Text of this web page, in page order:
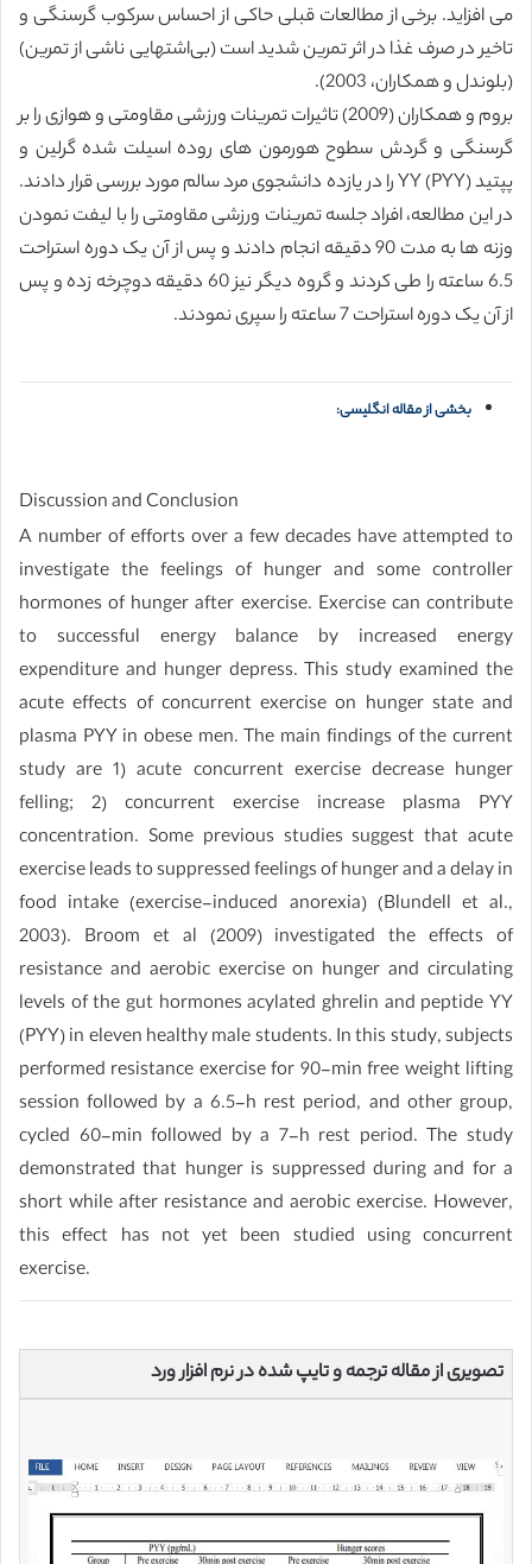
می افزاید. برخی از مطالعات قبلی حاکی از احساس سرکوب گرسنگی و
تاخیر در صرف غذا در اثر تمرین شدید است (بی‌اشتهایی ناشی از تمرین)
(بلوندل و همکاران، 2003).
بروم و همکاران (2009) تاثیرات تمرینات ورزشی مقاومتی و هوازی را بر
گرسنگی و گردش سطوح هورمون های روده اسیلت شده گرلین و
پپتید YY (PYY) را در یازده دانشجوی مرد سالم مورد بررسی قرار دادند.
در این مطالعه، افراد جلسه تمرینات ورزشی مقاومتی را با لیفت نمودن
وزنه ها به مدت 90 دقیقه انجام دادند و پس از آن یک دوره استراحت
6.5 ساعته را طی کردند و گروه دیگر نیز 60 دقیقه دوچرخه زده و پس
از آن یک دوره استراحت 7 ساعته را سپری نمودند.
بخشی از مقاله انگلیسی:
Discussion and Conclusion
A number of efforts over a few decades have attempted to
investigate the feelings of hunger and some controller
hormones of hunger after exercise. Exercise can contribute
to successful energy balance by increased energy
expenditure and hunger depress. This study examined the
acute effects of concurrent exercise on hunger state and
plasma PYY in obese men. The main findings of the current
study are 1) acute concurrent exercise decrease hunger
felling; 2) concurrent exercise increase plasma PYY
concentration. Some previous studies suggest that acute
exercise leads to suppressed feelings of hunger and a delay in
food intake (exercise-induced anorexia) (Blundell et al.,
2003). Broom et al (2009) investigated the effects of
resistance and aerobic exercise on hunger and circulating
levels of the gut hormones acylated ghrelin and peptide YY
(PYY) in eleven healthy male students. In this study, subjects
performed resistance exercise for 90-min free weight lifting
session followed by a 6.5-h rest period, and other group,
cycled 60-min followed by a 7-h rest period. The study
demonstrated that hunger is suppressed during and for a
short while after resistance and aerobic exercise. However,
this effect has not yet been studied using concurrent
exercise.
تصویری از مقاله ترجمه و تایپ شده در نرم افزار ورد